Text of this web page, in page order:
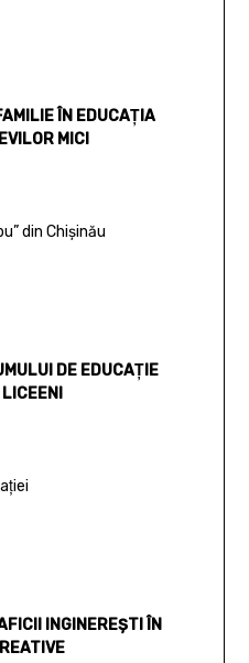
ÎN EDUCAŢIA
MICI
din Chişinău
DE EDUCAŢIE
INGINEREŞTI ÎN